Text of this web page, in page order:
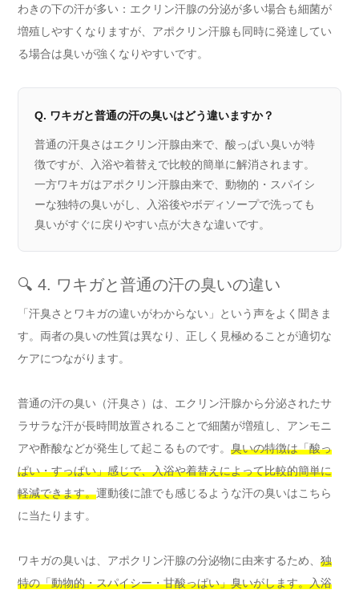
わきの下の汗が多い：エクリン汗腺の分泌が多い場合も細菌が
増殖しやすくなりますが、アポクリン汗腺も同時に発達してい
る場合は臭いが強くなりやすいです。
Q. ワキガと普通の汗の臭いはどう違いますか？
普通の汗臭さはエクリン汗腺由来で、酸っぱい臭いが特
徴ですが、入浴や着替えで比較的簡単に解消されます。
一方ワキガはアポクリン汗腺由来で、動物的・スパイシ
ーな独特の臭いがし、入浴後やボディソープで洗っても
臭いがすぐに戻りやすい点が大きな違いです。
🔍 4. ワキガと普通の汗の臭いの違い
「汗臭さとワキガの違いがわからない」という声をよく聞きま
す。両者の臭いの性質は異なり、正しく見極めることが適切な
ケアにつながります。
普通の汗の臭い（汗臭さ）は、エクリン汗腺から分泌されたサ
ラサラな汗が長時間放置されることで細菌が増殖し、アンモニ
アや酢酸などが発生して起こるものです。 臭いの特徴は「酸っ
ぱい・すっぱい」感じで、入浴や着替えによって比較的簡単に
軽減できます。運動後に誰でも感じるような汗の臭いはこちら
に当たります。
ワキガの臭いは、アポクリン汗腺の分泌物に由来するため、 独
特の「動物的・スパイシー・甘酸っぱい」臭いがします。入浴